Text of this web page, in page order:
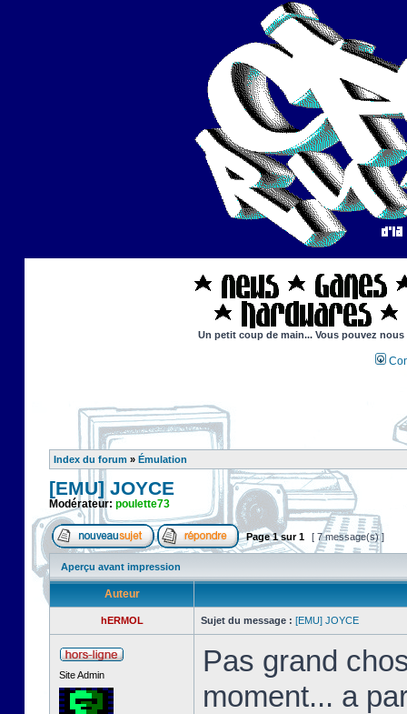
Un petit coup de main... Vous pouvez
Index du forum » Émulation
[EMU] JOYCE
Modérateur: poulette73
Page1sur1 [ 7 message(s) ]
Aperçu avant impression
Auteur
hERMOL Sujet du message : [EMU] JOYCE
Site Admin
Pas grand
moment... a